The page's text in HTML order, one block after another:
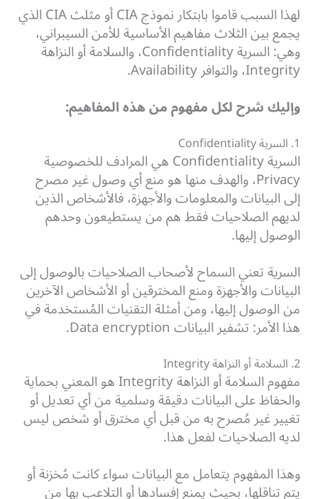
لهذا السبب قاموا بابتكار نموذج CIA أو مثلث CIA الذي
يجمع بين الثلاث مفاهيم الأساسية للأمن السيبراني،
وهي: السرية Confidentiality، والسلامة أو النزاهة
Integrity، والتوافر Availability.
وإليك شرح لكل مفهوم من هذه المفاهيم:
1. السرية Confidentiality
السرية Confidentiality هي المرادف للخصوصية
Privacy، والهدف منها هو منع أي وصول غير مصرح
إلى البيانات والمعلومات والأجهزة، فالأشخاص الذين
لديهم الصلاحيات فقط هم من يستطيعون وحدهم
الوصول إليها.
السرية تعني السماح لأصحاب الصلاحيات بالوصول إلى
البيانات والأجهزة ومنع المخترقين أو الأشخاص الآخرين
من الوصول إليها، ومن أمثلة التقنيات المُستخدمة في
هذا الأمر: تشفير البيانات Data encryption.
2. السلامة أو النزاهة Integrity
مفهوم السلامة أو النزاهة Integrity هو المعني بحماية
والحفاظ على البيانات دقيقة وسلمية من أي تعديل أو
تغيير غير مُصرح به من قبل أي مخترق أو شخص ليس
لديه الصلاحيات لفعل هذا.
وهذا المفهوم يتعامل مع البيانات سواء كانت مُخزنة أو
يتم تناقلها، بحيث يمنع إفسادها أو التلاعب بها من